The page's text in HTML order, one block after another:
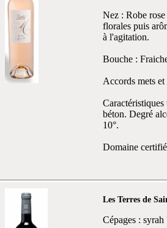
Nez : Robe
florales puis
à l'agitation.
Bouche :
Accords mets
béton. Degré
10°.
Domaine
Les Terres de
Cépages :